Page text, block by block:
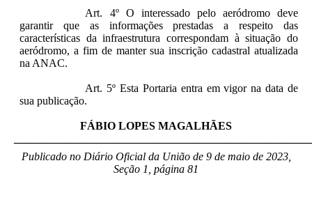
Art. 4º O interessado pelo aeródromo deve
garantir que as informações prestadas a respeito das
características da infraestrutura correspondam à situação do
aeródromo, a fim de manter sua inscrição cadastral atualizada
na ANAC.
Art. 5º Esta Portaria entra em vigor na data de
sua publicação.
FÁBIO LOPES MAGALHÃES
Publicado no Diário Oficial da União de 9 de maio de 2023,
Seção 1, página 81